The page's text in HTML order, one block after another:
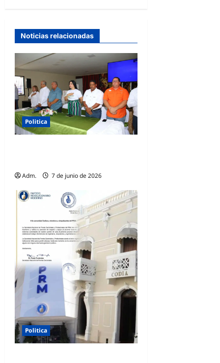
Noticias relacionadas
Politica
Adm. 7 de junio de 2026
Politica